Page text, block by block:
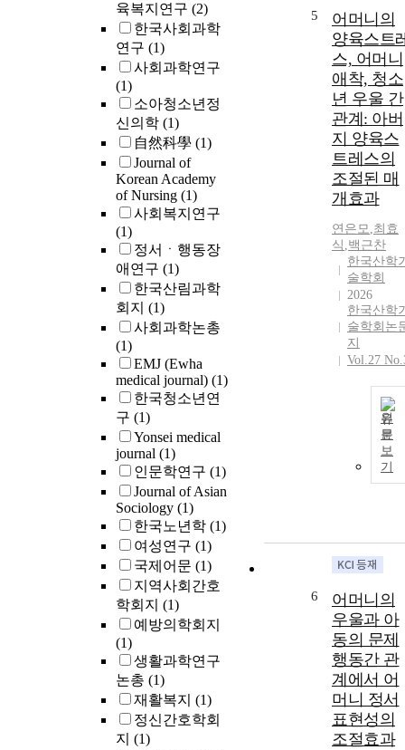
육복지연구 (2)
한국사회과학
연구 (1)
사회과학연구
(1)
소아청소년정
신의학 (1)
自然科學 (1)
Journal of
Korean Academy
of Nursing (1)
사회복지연구
(1)
정서ㆍ행동장
애연구 (1)
한국산림과학
회지 (1)
사회과학논총
(1)
EMJ (Ewha
medical journal) (1)
한국청소년연
구 (1)
Yonsei medical
journal (1)
인문학연구 (1)
Journal of Asian
Sociology (1)
한국노년학 (1)
여성연구 (1)
국제어문 (1)
지역사회간호
학회지 (1)
예방의학회지
(1)
생활과학연구
논총 (1)
재활복지 (1)
정신간호학회
지 (1)
5
어머니의
양육스트
스, 어머니
애착, 청소
년 우울 간
관계: 아버
지 양육스
트레스의
조절된 매
개효과
연은모,최효
식 ,백근찬
한국산학
술학회
2026
한국산학
술학회논
지
Vol.27
원
문
보
기
6
어머니의
우울과 아
동의 문제
행동간 관
계에서 어
머니 정서
표현성의
조절효과